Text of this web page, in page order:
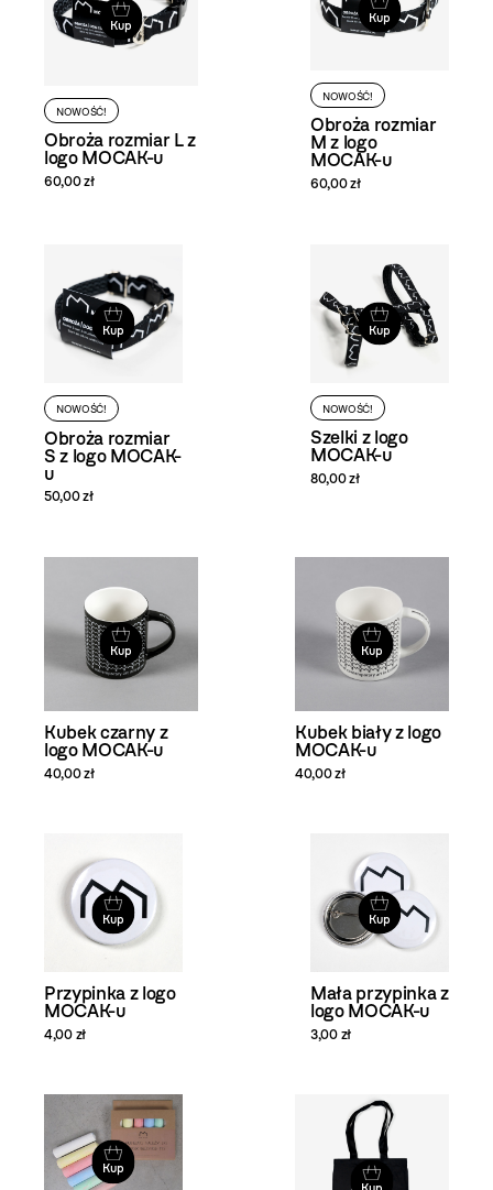
Kup
NOWOŚĆ!
Obroża rozmiar L z
logo MOCAK-u
60,00 zł
Kup
NOWOŚĆ!
Obroża rozmiar
M z logo
MOCAK-u
60,00 zł
Kup
NOWOŚĆ!
Obroża rozmiar
S z logo MOCAK-
u
50,00 zł
Kup
NOWOŚĆ!
Szelki z logo
MOCAK-u
80,00 zł
Kup
Kubek czarny z
logo MOCAK-u
40,00 zł
Kup
Kubek biały z logo
MOCAK-u
40,00 zł
Kup
Przypinka z logo
MOCAK-u
4,00 zł
Kup
Mała przypinka z
logo MOCAK-u
3,00 zł
Kup